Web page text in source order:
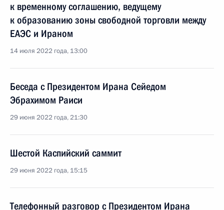
к временному соглашению, ведущему
к образованию зоны свободной торговли между
ЕАЭС и Ираном
14 июля 2022 года, 13:00
Беседа с Президентом Ирана Сейедом
Эбрахимом Раиси
29 июня 2022 года, 21:30
Шестой Каспийский саммит
29 июня 2022 года, 15:15
Телефонный разговор с Президентом Ирана